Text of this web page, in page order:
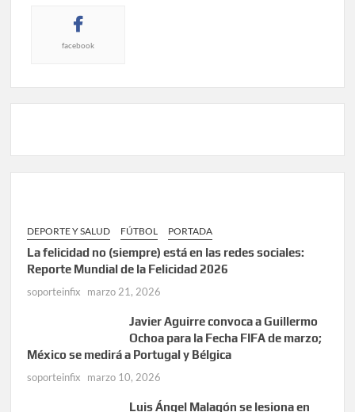
facebook
DEPORTE Y SALUD FÚTBOL PORTADA
La felicidad no (siempre) está en las redes sociales:
Reporte Mundial de la Felicidad 2026
soporteinfix marzo 21, 2026
Javier Aguirre convoca a Guillermo
Ochoa para la Fecha FIFA de marzo;
México se medirá a Portugal y Bélgica
soporteinfix marzo 10, 2026
Luis Ángel Malagón se lesiona en